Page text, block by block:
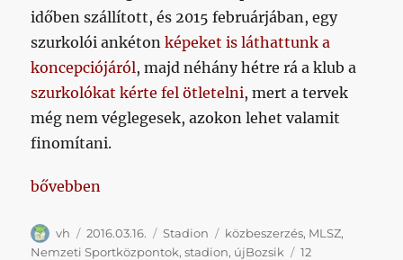
időben szállított, és 2015 februárjában, egy
szurkolói ankétonképeket is láthattunk a
koncepciójáról, majd néhány hétre rá a klub a
szurkolókat kérte fel ötletelni, mert a tervek
még nem véglegesek, azokon lehet valamit
finomítani.
„Február óta már a Nemzeti Sportközpontok nem
bővebben
Szerző
vh Közzétéve
2016.03.16. Kategória
Stadion Címke
közbeszerzés, MLSZ,
Nemzeti Sportközpontok,stadion, újBozsik
12